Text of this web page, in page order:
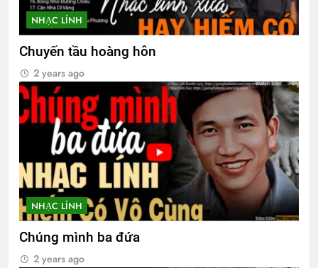
CTBCTY Tập IV chương 35
3 Years Ago
Quân Trường Quang Trung
2 Years Ago
LỬA…LỬA…LỬA!!!
2 Years Ago
Văn Thư 001 & 002/TH nhiệm kỳ 2024-
2026
NHẠC LÍNH
Chuyến tầu hoàng hôn
2 years ago
NHẠC LÍNH
Chúng mình ba đứa
2 years ago